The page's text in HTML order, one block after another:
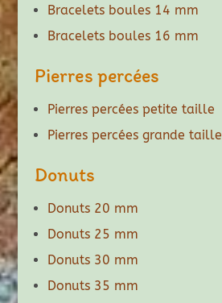
Bracelets boules 14 mm
Bracelets boules 16 mm
Pierres percées
Pierres percées petite taille
Pierres percées grande taille
Donuts
Donuts 20 mm
Donuts 25 mm
Donuts 30 mm
Donuts 35 mm